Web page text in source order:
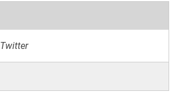
Twitter